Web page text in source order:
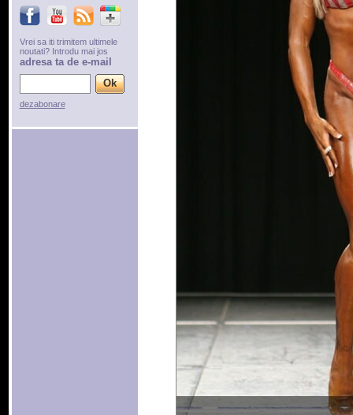
Vrei sa iti trimitem ultimele
noutati? Introdu mai jos
adresa ta de e-mail
dezabonare